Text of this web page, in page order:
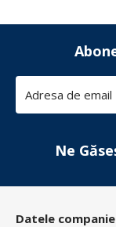
Ne
Datele